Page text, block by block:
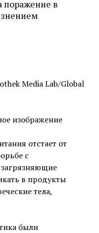
поражение в
Media Lab/Global
изображение
отстает от
с
в продукты
тела,
были